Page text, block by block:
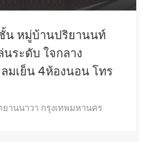
น หมู่บ้านปริยานนท์
ระดับ ใจกลาง
มเย็น 4ห้องนอน โทร
ยานนาวา กรุงเทพมหานคร